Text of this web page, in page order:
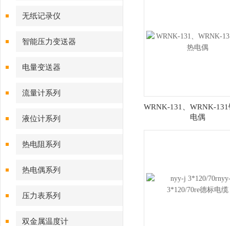
无纸记录仪
智能压力变送器
电量变送器
流量计系列
液位计系列
热电阻系列
热电偶系列
压力表系列
双金属温度计
WRNK-131、WRNK-
电偶